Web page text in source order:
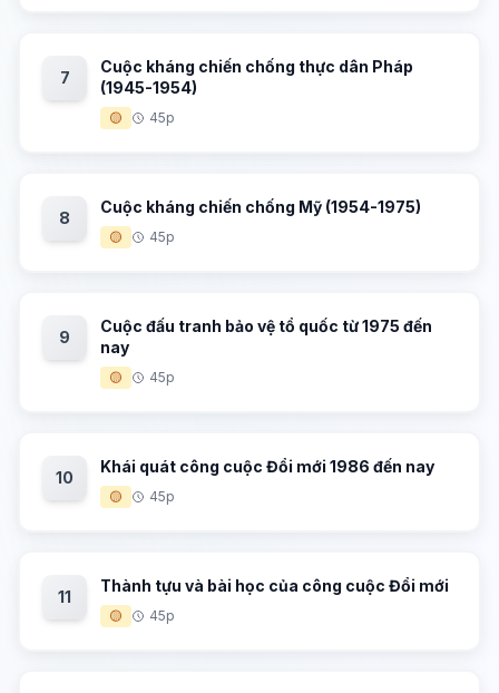
7
Cuộc kháng chiến chống thực dân Pháp
(1945-1954)
🟡 45p
8
Cuộc kháng chiến chống Mỹ (1954-1975)
🟡 45p
9
Cuộc đấu tranh bảo vệ tổ quốc từ 1975 đến
nay
🟡 45p
10
Khái quát công cuộc Đổi mới 1986 đến nay
🟡 45p
11
Thành tựu và bài học của công cuộc Đổi mới
🟡 45p